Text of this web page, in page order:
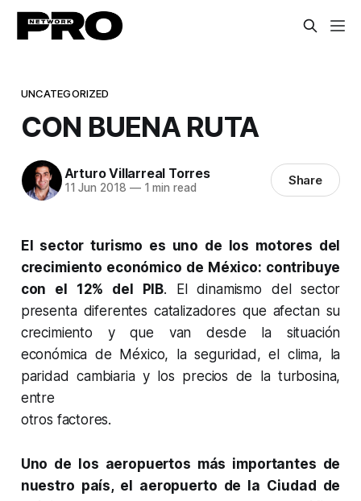
UNCATEGORIZED
CON BUENA RUTA
Arturo Villarreal Torres
11 Jun 2018 —1 min read Share
El sector turismo es uno de los motores del
crecimiento económico de México: contribuye
con el 12% del PIB. El dinamismo del sector
presenta diferentes catalizadores que afectan su
crecimiento y que van desde la situación
económica de México, la seguridad, el clima, la
paridad cambiaria y los precios de la turbosina,
entre
otros factores.
Uno de los aeropuertos más importantes de
nuestro país, el aeropuerto de la Ciudad de